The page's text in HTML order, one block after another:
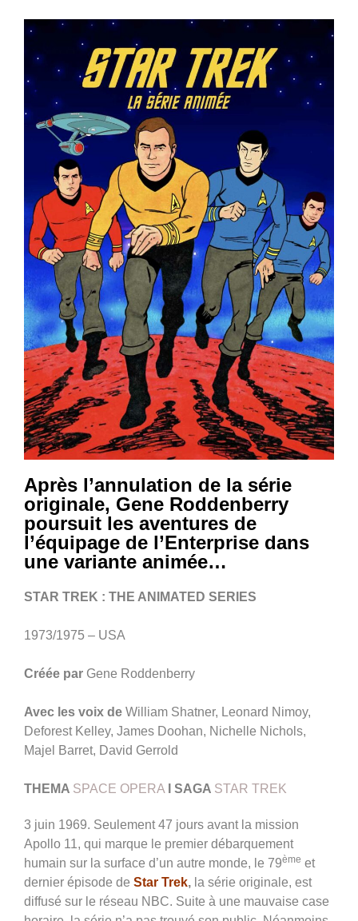
Après l’annulation de la série
originale, Gene Roddenberry
poursuit les aventures de
l’équipage de l’Enterprise dans
une variante animée…
STAR TREK : THE ANIMATED SERIES
1973/1975 – USA
Créée par Gene Roddenberry
Avec les voix de William Shatner, Leonard Nimoy,
Deforest Kelley, James Doohan, Nichelle Nichols,
Majel Barret, David Gerrold
THEMA SPACE OPERA I SAGA STAR TREK
3 juin 1969. Seulement 47 jours avant la mission
Apollo 11, qui marque le premier débarquement
humain sur la surface d’un autre monde, le 79ème et
dernier épisode de Star Trek, la série originale, est
diffusé sur le réseau NBC. Suite à une mauvaise case